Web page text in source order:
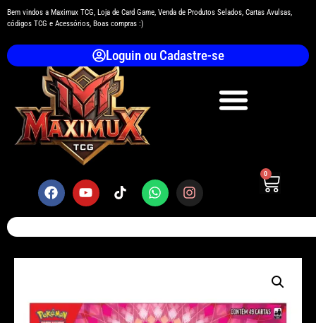
Bem vindos a Maximux TCG, Loja de Card Game, Venda de Produtos Selados, Cartas Avulsas,
códigos TCG e Acessórios, Boas compras :)
Loguin ou Cadastre-se
0